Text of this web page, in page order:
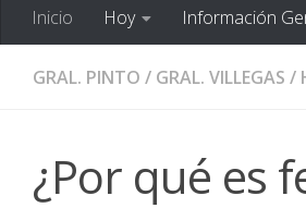
Inicio Hoy Información
GRAL. PINTO / GRAL. VILLEGAS /
¿Por qué es